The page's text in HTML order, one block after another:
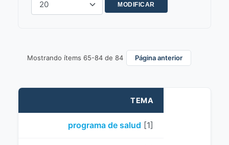
Mostrando ítems 65-84 de 84 Página anterior
TEMA
programa de salud [1]